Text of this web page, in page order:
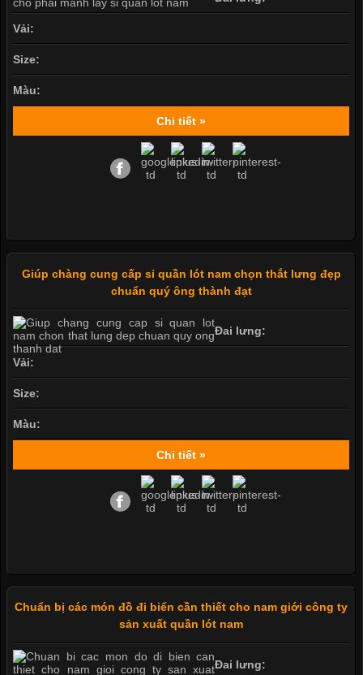
Vải:
Size:
Màu:
Chi tiết »
Giúp chàng cung cấp sỉ quần lót nam chọn thắt lưng đẹp
chuẩn quý ông thành đạt
Đai lưng:
Vải:
Size:
Màu:
Chi tiết »
Chuẩn bị các món đồ đi biển cần thiết cho nam giới công ty
sản xuất quần lót nam
Đai lưng: